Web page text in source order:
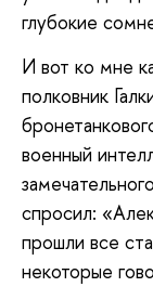
глубокие
И вот ко мне
полковник
военный
спросил:
прошли все
некоторые